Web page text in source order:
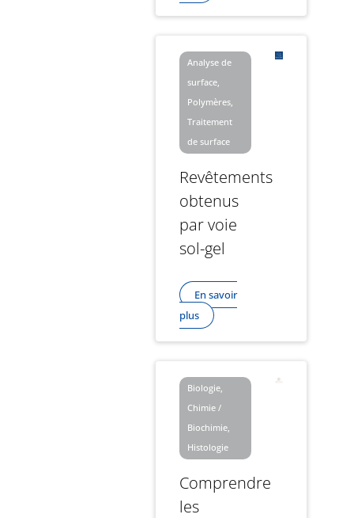
Analyse de
surface,
Polymères,
Traitement
de surface
Revêtements
obtenus
par voie
sol-gel
En savoir
plus
Biologie,
Chimie /
Biochimie,
Histologie
Comprendre
les